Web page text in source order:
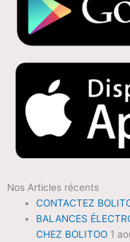
Nos Articles récents
CONTACTEZ
BALANCES
CHEZ BOLITOO 1